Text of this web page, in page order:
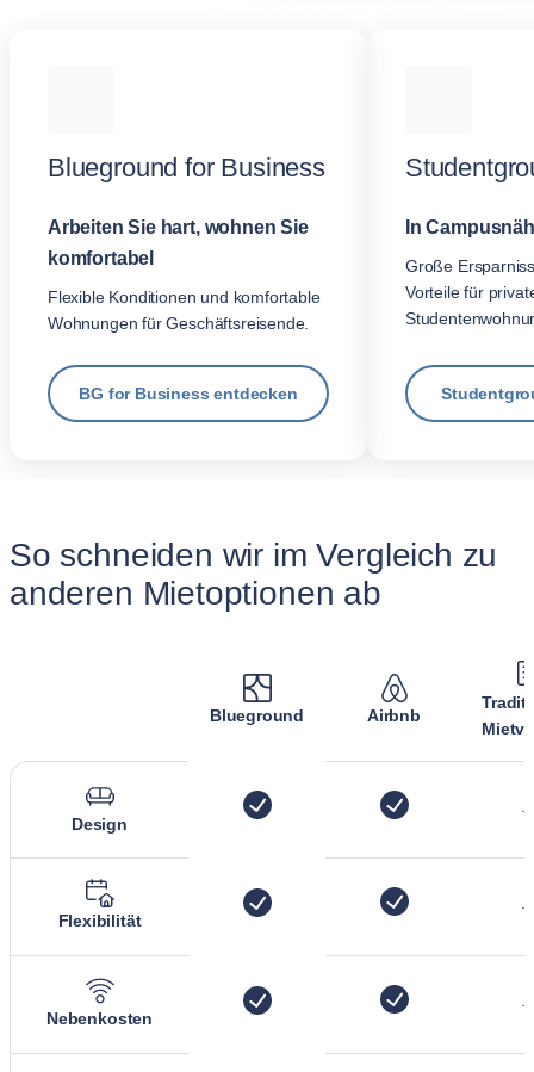
Blueground for Business
Arbeiten Sie hart, wohnen Sie
komfortabel
Flexible Konditionen und komfortable
Wohnungen für Geschäftsreisende.
BG for Business entdecken
In
Große
Vorteile für
So schneiden wir im Vergleich zu
anderen Mietoptionen ab
Blueground Airbnb
Design
Flexibilität
Nebenkosten